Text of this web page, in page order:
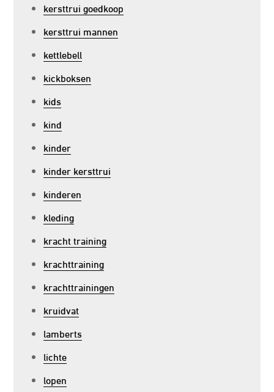
kersttrui goedkoop
kersttrui mannen
kettlebell
kickboksen
kids
kind
kinder
kinder kersttrui
kinderen
kleding
kracht training
krachttraining
krachttrainingen
kruidvat
lamberts
lichte
lopen